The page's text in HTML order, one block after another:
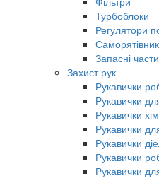
Турбоблоки
Регулятори
Запасні
Захист рук
Рукавички
Рукавички
Рукавички
Рукавички
Рукавички
Рукавички
Рукавички